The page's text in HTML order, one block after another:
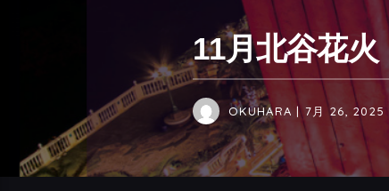
11月北谷花火
OKUHARA | 7月 26, 2025